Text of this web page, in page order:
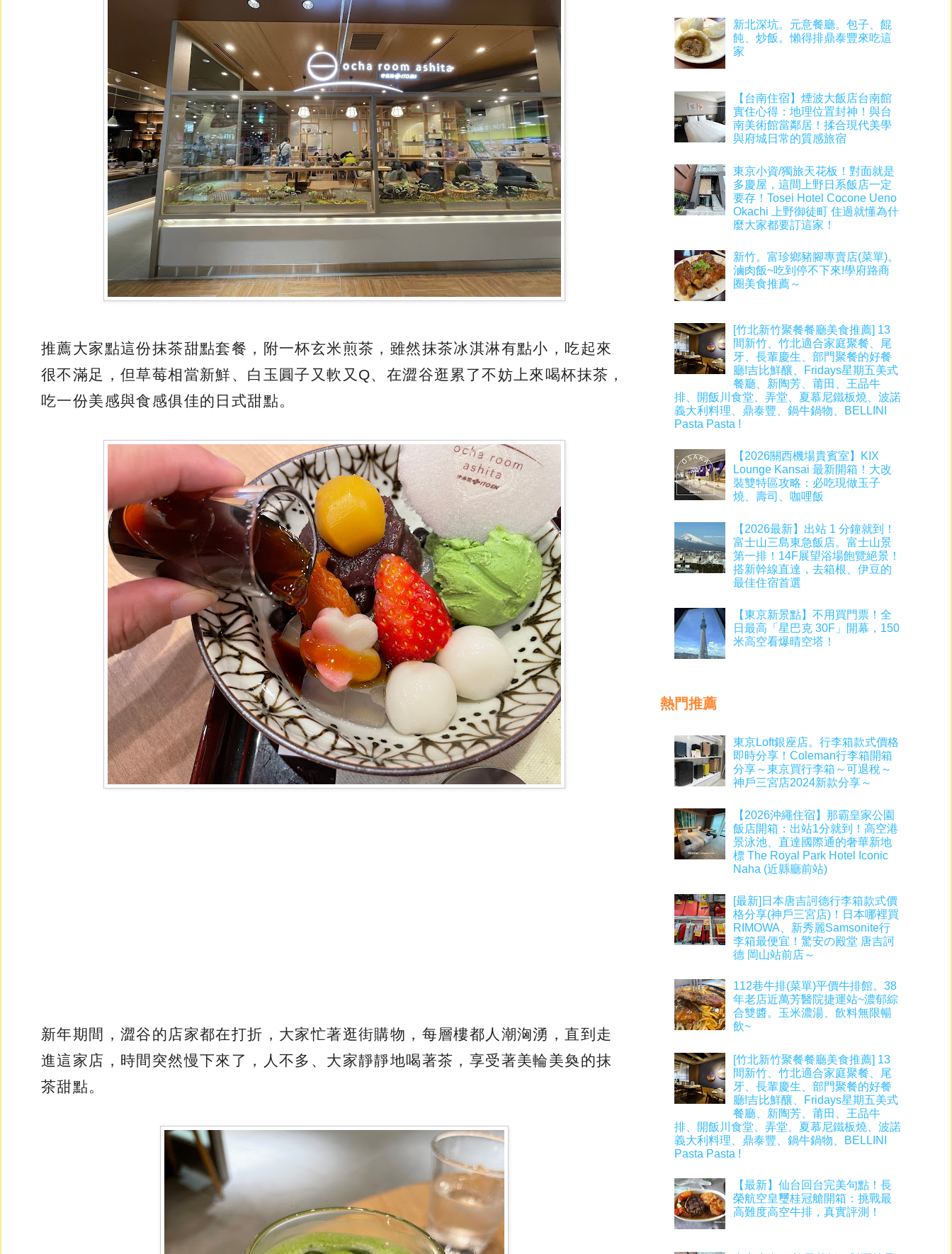
推薦大家點這份抹茶甜點套餐，附一杯玄米煎茶，雖然抹茶冰淇淋有點小，吃起來
很不滿足，但草莓相當新鮮、白玉圓子又軟又Q、在澀谷逛累了不妨上來喝杯抹茶，
吃一份美感與食感俱佳的日式甜點。
新年期間，澀谷的店家都在打折，大家忙著逛街購物，每層樓都人潮洶湧，直到走
進這家店，時間突然慢下來了，人不多、大家靜靜地喝著茶，享受著美輪美奐的抹
茶甜點。
新北深坑。元意餐廳。包子、餛
飩、炒飯。懶得排鼎泰豐來吃這
家
【台南住宿】煙波大飯店台南館
實住心得：地理位置封神！與台
南美術館當鄰居！揉合現代美學
與府城日常的質感旅宿
東京小資/獨旅天花板！對面就是
多慶屋，這間上野日系飯店一定
要存！Tosei Hotel Cocone Ueno
Okachi 上野御徒町 住過就懂為什
麼大家都要訂這家！
新竹。富珍鄉豬腳專賣店(菜單)。
滷肉飯~吃到停不下來!學府路商
圈美食推薦～
[竹北新竹聚餐餐廳美食推薦] 13
間新竹、竹北適合家庭聚餐、尾
牙、長輩慶生、部門聚餐的好餐
廳!吉比鮮釀、Fridays星期五美式
餐廳、新陶芳、莆田、王品牛
排、開飯川食堂、弄堂、夏慕尼鐵板燒、波諾
義大利料理、鼎泰豐、鍋牛鍋物、BELLINI
Pasta Pasta !
【2026關西機場貴賓室】KIX
Lounge Kansai 最新開箱！大改
裝雙特區攻略：必吃現做玉子
燒、壽司、咖哩飯
【2026最新】出站 1 分鐘就到！
富士山三島東急飯店。富士山景
第一排！14F展望浴場飽覽絕景！
搭新幹線直達，去箱根、伊豆的
最佳住宿首選
【東京新景點】不用買門票！全
日最高「星巴克 30F」開幕，150
米高空看爆晴空塔！
熱門推薦
東京Loft銀座店。行李箱款式價格
即時分享！Coleman行李箱開箱
分享～東京買行李箱～可退稅～
神戶三宮店2024新款分享～
【2026沖繩住宿】那霸皇家公園
飯店開箱：出站1分就到！高空港
景泳池、直達國際通的奢華新地
標 The Royal Park Hotel Iconic
Naha (近縣廳前站)
[最新]日本唐吉訶德行李箱款式價
格分享(神戶三宮店)！日本哪裡買
RIMOWA、新秀麗Samsonite行
李箱最便宜！驚安の殿堂 唐吉訶
德 岡山站前店～
112巷牛排(菜單)平價牛排館。38
年老店近萬芳醫院捷運站~濃郁綜
合雙醬。玉米濃湯、飲料無限暢
飲~
[竹北新竹聚餐餐廳美食推薦] 13
間新竹、竹北適合家庭聚餐、尾
牙、長輩慶生、部門聚餐的好餐
廳!吉比鮮釀、Fridays星期五美式
餐廳、新陶芳、莆田、王品牛
排、開飯川食堂、弄堂、夏慕尼鐵板燒、波諾
義大利料理、鼎泰豐、鍋牛鍋物、BELLINI
Pasta Pasta !
【最新】仙台回台完美句點！長
榮航空皇璽桂冠艙開箱：挑戰最
高難度高空牛排，真實評測！